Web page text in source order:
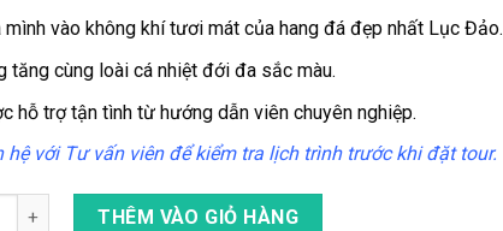
mình vào không khí tươi mát của hang đá đẹp nhất Lục Đảo.
tăng cùng loài cá nhiệt đới đa sắc màu.
hỗ trợ tận tình từ hướng dẫn viên chuyên nghiệp.
hệ với Tư vấn viên để kiểm tra lịch trình trước khi đặt tour.
Snorkeling Tại Lục Đảo ở Đài Đông, Đài Loan số lượng
THÊM VÀO GIỎ HÀNG